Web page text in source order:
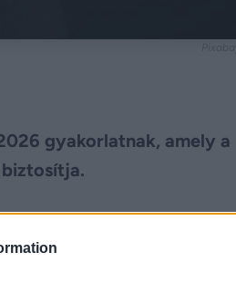
gyakorlatnak, amely a